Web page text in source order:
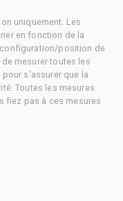
uniquement. Les
en fonction de la
configuration/position de
mesurer toutes les
s'assurer que la
Toutes les mesures
fiez pas à ces mesures